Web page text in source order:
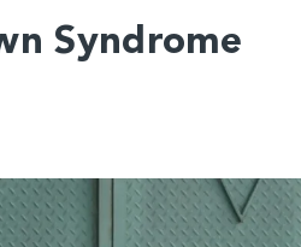
Syndrome